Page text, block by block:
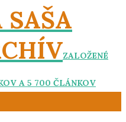
ZALOŽENÉ
A 5 700 ČLÁNKOV